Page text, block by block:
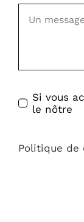
Si vous
le nôtre
Politique